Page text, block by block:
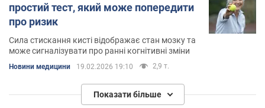
простий тест, який може попередити
про ризик
Сила стискання кисті відображає стан мозку та
може сигналізувати про ранні когнітивні зміни
Новини медицини 19.02.2026 19:10 2,9 т.
Показати більше